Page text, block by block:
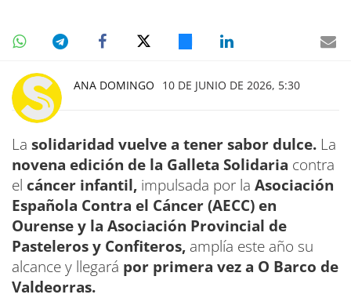
ANA DOMINGO 10 DE JUNIO DE 2026, 5:30
La solidaridad vuelve a tener sabor dulce. La
novena edición de la Galleta Solidaria contra
el cáncer infantil, impulsada por la Asociación
Española Contra el Cáncer (AECC) en
Ourense y la Asociación Provincial de
Pasteleros y Confiteros, amplía este año su
alcance y llegará por primera vez a O Barco de
Valdeorras.